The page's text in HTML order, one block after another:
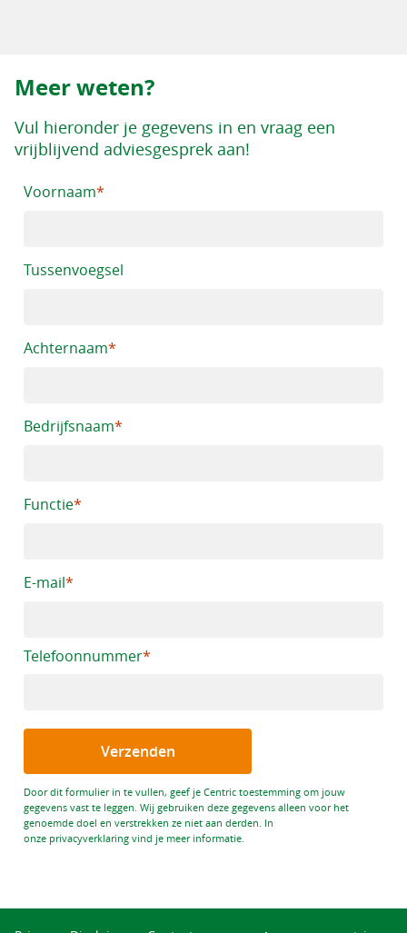
Meer weten?
Vul hieronder je gegevens in en vraag een
vrijblijvend adviesgesprek aan!
Voornaam
Tussenvoegsel
Achternaam
Bedrijfsnaam
Functie
E-mail
Telefoonnummer*
Verzenden
Door dit formulier in te vullen, geef je Centric toestemming om jouw
gegevens vast te leggen. Wij gebruiken deze gegevens alleen voor het
genoemde doel en verstrekken ze niet aan derden. In
onze privacyverklaring vind je meer informatie.